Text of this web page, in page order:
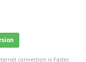
connection is Faster.